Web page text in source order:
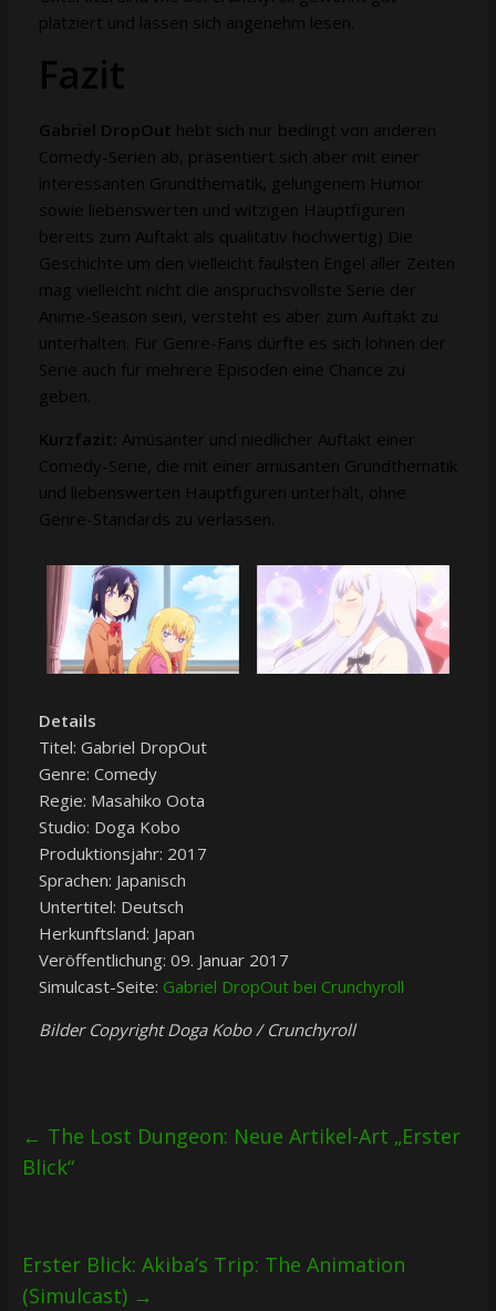
platziert und lassen sich angenehm lesen.
Fazit
Gabriel DropOut hebt sich nur bedingt von anderen
Comedy-Serien ab, präsentiert sich aber mit einer
interessanten Grundthematik, gelungenem Humor
sowie liebenswerten und witzigen Hauptfiguren
bereits zum Auftakt als qualitativ hochwertig) Die
Geschichte um den vielleicht faulsten Engel aller Zeiten
mag vielleicht nicht die anspruchsvollste Serie der
Anime-Season sein, versteht es aber zum Auftakt zu
unterhalten. Für Genre-Fans dürfte es sich lohnen der
Serie auch für mehrere Episoden eine Chance zu
geben.
Kurzfazit: Amüsanter und niedlicher Auftakt einer
Comedy-Serie, die mit einer amüsanten Grundthematik
und liebenswerten Hauptfiguren unterhält, ohne
Genre-Standards zu verlassen.
Details
Titel: Gabriel DropOut
Genre: Comedy
Regie: Masahiko Oota
Studio: Doga Kobo
Produktionsjahr: 2017
Sprachen: Japanisch
Untertitel: Deutsch
Herkunftsland: Japan
Veröffentlichung: 09. Januar 2017
Simulcast-Seite: Gabriel DropOut bei Crunchyroll
Bilder Copyright Doga Kobo / Crunchyroll
← The Lost Dungeon: Neue Artikel-Art „Erster
Blick“
Erster Blick: Akiba’s Trip: The Animation
(Simulcast) →